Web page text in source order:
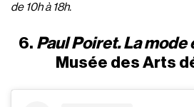
de 10h à 18h.
6. Paul Poiret. La mode
Musée des Arts